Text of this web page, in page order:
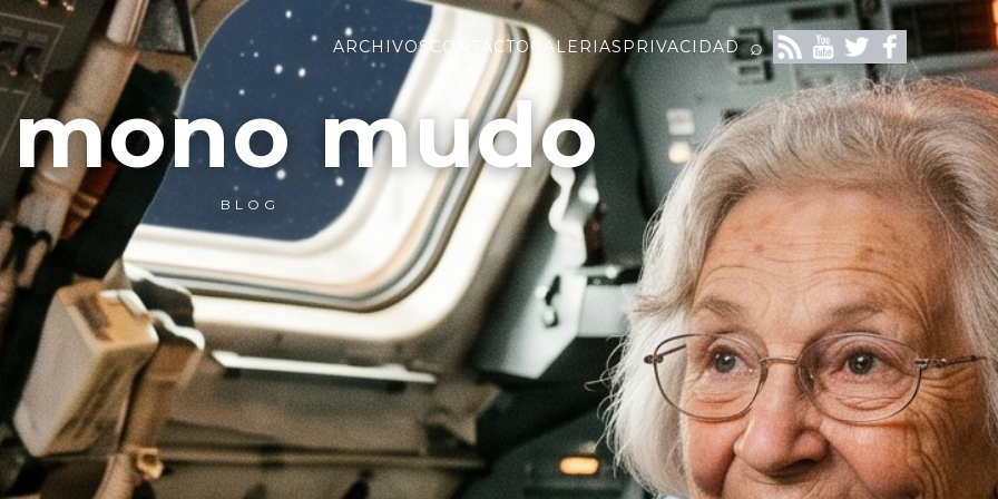
ARCHIVOS CONTACTOGALERIASPRIVACIDAD ⌕
mudo
BLOG